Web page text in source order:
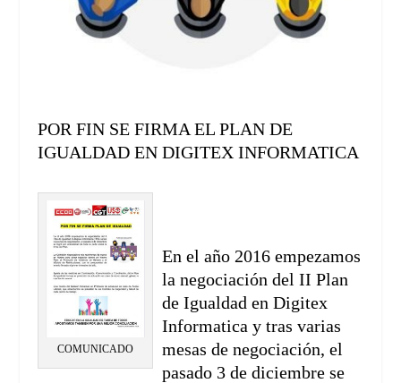
POR FIN SE FIRMA EL PLAN DE
IGUALDAD EN DIGITEX INFORMATICA
COMUNICADO
En el año 2016 empezamos
la negociación del II Plan
de Igualdad en Digitex
Informatica y tras varias
mesas de negociación, el
pasado 3 de diciembre se